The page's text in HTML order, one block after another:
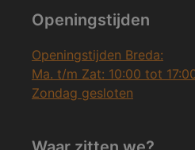
Openingstijden
Openingstijden Breda:
Ma. t/m Zat: 10:00 tot
Zondag gesloten